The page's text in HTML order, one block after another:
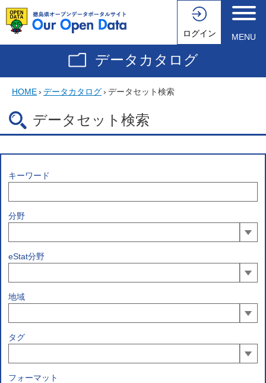
ログイン MENU
データカタログ
HOME› データカタログ› データセット検索
データセット検索
キーワード
分野
eStat分野
地域
タグ
フォーマット